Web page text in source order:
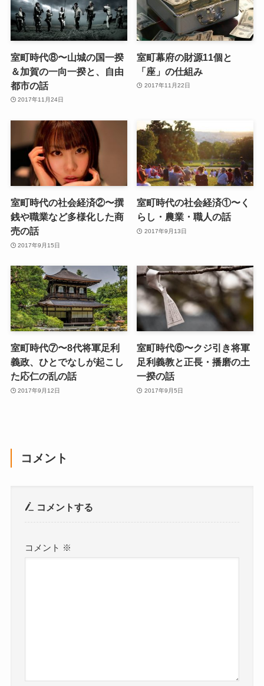
室町時代⑧〜山城の国一揆
＆加賀の一向一揆と、自由
都市の話
2017年11月24日
室町幕府の財源11個と
「座」の仕組み
2017年11月22日
室町時代の社会経済②〜撰
銭や職業など多様化した商
売の話
2017年9月15日
室町時代の社会経済①〜く
らし・農業・職人の話
2017年9月13日
室町時代⑦〜8代将軍足利
義政、ひとでなしが起こし
た応仁の乱の話
2017年9月12日
室町時代⑥〜クジ引き将軍
足利義教と正長・播磨の土
一揆の話
2017年9月5日
コメント
コメントする
コメント ※